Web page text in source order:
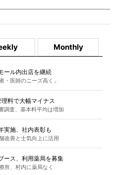
Monthly
ール内出店を継続
・医師のニーズ高く」
料で大幅マイナス
調査、基本料平均は増加
実施、社内表彰も
改善と士気向上に活用
ース、利用薬局を募集
所、村内に薬局なく